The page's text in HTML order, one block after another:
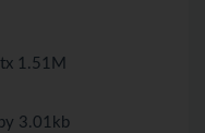
1.51M
3.01kb